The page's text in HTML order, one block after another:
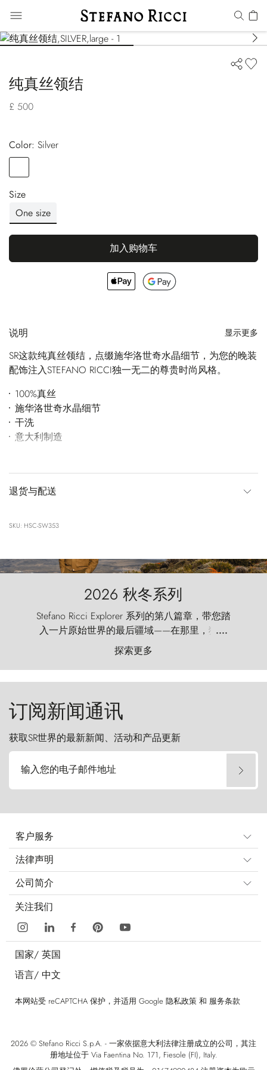
纯真丝领结
£ 500
Color:
silver
Size
One size
加入购物车
说明 显示更多
SR这款纯真丝领结，点缀施华洛世奇水晶细节，为您的晚装
配饰注入STEFANO RICCI独一无二的尊贵时尚风格。
100%真丝
施华洛世奇水晶细节
干洗
意大利制造
退货与配送
SKU: HSC-SW353
2026 秋冬系列
Stefano Ricci Explorer 系列的第八篇章，带您踏
入一片原始世界的最后疆域——在那里，狂风
以远古的怒号雕琢着自然，而百内塔（Torres
del Paine）则宛如石砌的哨兵，傲然向苍穹发
起挑战。
....
探索更多
订阅新闻通讯
获取SR世界的最新新闻、活动和产品更新
输入您的电子邮件地址
客户服务
法律声明
公司简介
关注我们
国家/ 英国
语言/ 中文
本网站受 reCAPTCHA 保护，并适用 Google 隐私政策 和 服务条款
2026 © Stefano Ricci S.p.A. - 一家依据意大利法律注册成立的公司，其注
册地址位于 Via Faentina No. 171, Fiesole (FI), Italy.